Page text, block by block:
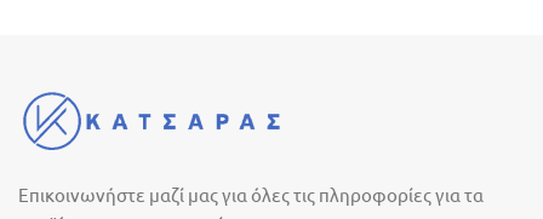
Επικοινωνήστε μαζί μας για όλες τις πληροφορίες για τα